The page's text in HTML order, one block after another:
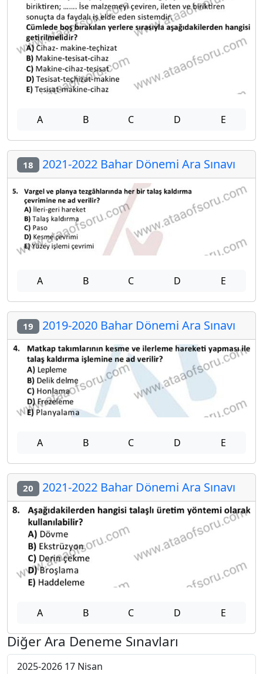
A B C D E
18 2021-2022 Bahar Dönemi Ara Sınavı
A B C D E
19 2019-2020 Bahar Dönemi Ara Sınavı
A B C D E
20 2021-2022 Bahar Dönemi Ara Sınavı
A B C D E
Diğer Ara Deneme Sınavları
2025-2026 17 Nisan